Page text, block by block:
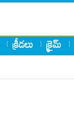
క్రీడలు క్రైమ్